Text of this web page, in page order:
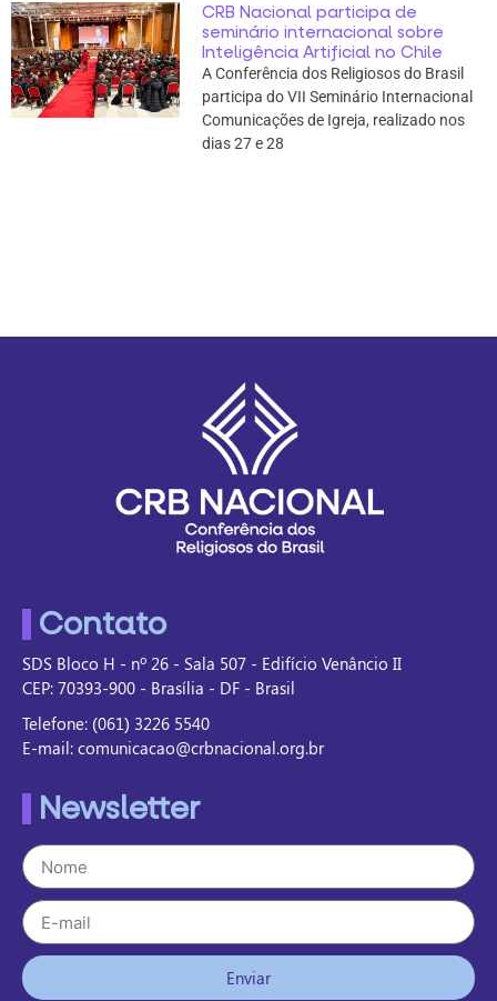
CRB Nacional participa de
seminário internacional sobre
Inteligência Artificial no Chile
A Conferência dos Religiosos do Brasil
participa do VII Seminário Internacional
Comunicações de Igreja, realizado nos
dias 27 e 28
Contato
SDS Bloco H - nº 26 - Sala 507 - Edifício Venâncio II
CEP: 70393-900 - Brasília - DF - Brasil
Telefone: (061) 3226 5540
E-mail: comunicacao@crbnacional.org.br
Newsletter
Enviar